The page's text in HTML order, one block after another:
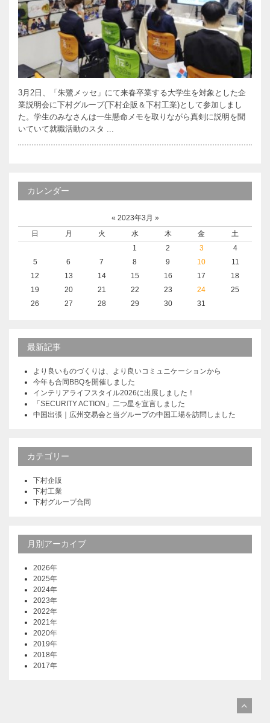
3月2日、「朱鷺メッセ」にて来春卒業する大学生を対象とした企
業説明会に下村グループ(下村企販＆下村工業)として参加しまし
た。学生のみなさんは一生懸命メモを取りながら真剣に説明を聞
いていて就職活動のスタ ...
カレンダー
« 2023年3月 »
日
月 火 水 木 金
土
1
2 3
4
5
6 7 8 9 10
11
12
13 14 15 16 17
18
19
20 21 22 23 24
25
26
27 28 29 30 31
最新記事
より良いものづくりは、より良いコミュニケーションから
今年も合同BBQを開催しました
インテリアライフスタイル2026に出展しました！
「SECURITY ACTION」二つ星を宣言しました
中国出張｜広州交易会と当グループの中国工場を訪問しました
カテゴリー
下村企販
下村工業
下村グループ合同
月別アーカイブ
2026年
2025年
2024年
2023年
2022年
2021年
2020年
2019年
2018年
2017年